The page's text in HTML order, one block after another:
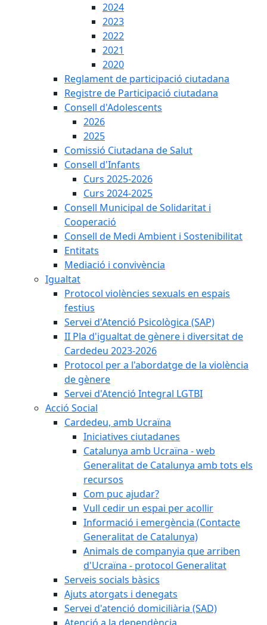
2024
2023
2022
2021
2020
Reglament de participació ciutadana
Registre de Participació ciutadana
Consell d'Adolescents
2026
2025
Comissió Ciutadana de Salut
Consell d'Infants
Curs 2025-2026
Curs 2024-2025
Consell Municipal de Solidaritat i
Cooperació
Consell de Medi Ambient i Sostenibilitat
Entitats
Mediació i convivència
Igualtat
Protocol violències sexuals en espais
festius
Servei d'Atenció Psicològica (SAP)
II Pla d'igualtat de gènere i diversitat de
Cardedeu 2023-2026
Protocol per a l'abordatge de la violència
de gènere
Servei d'Atenció Integral LGTBI
Acció Social
Cardedeu, amb Ucraïna
Iniciatives ciutadanes
Catalunya amb Ucraïna - web
Generalitat de Catalunya amb tots els
recursos
Com puc ajudar?
Vull cedir un espai per acollir
Informació i emergència (Contacte
Generalitat de Catalunya)
Animals de companyia que arriben
d'Ucraïna - protocol Generalitat
Serveis socials bàsics
Ajuts atorgats i denegats
Servei d'atenció domiciliària (SAD)